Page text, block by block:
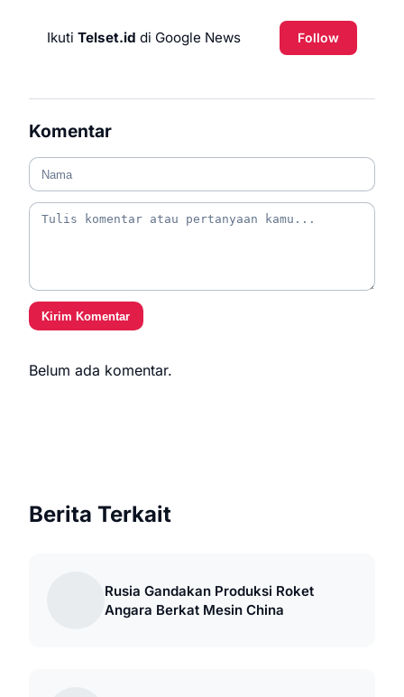
Ikuti Telset.id di Google News Follow
Komentar
Kirim Komentar
Belum ada komentar.
Berita Terkait
Rusia Gandakan Produksi Roket
Angara Berkat Mesin China